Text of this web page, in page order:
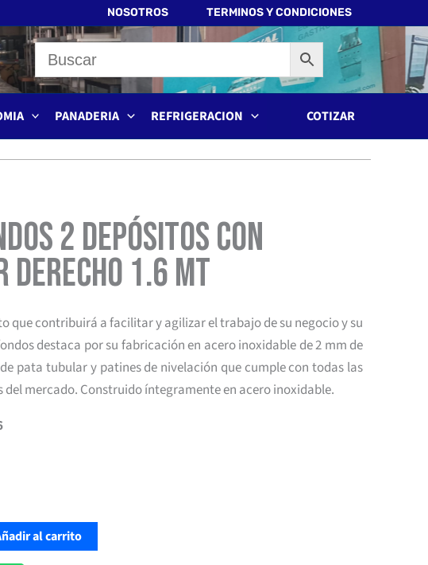
NOSOTROS TERMINOS Y CONDICIONES
PANADERIA REFRIGERACION COTIZAR
2 Depósitos con
Derecho 1.6 mt
que contribuirá a facilitar y agilizar el trabajo de su negocio y su
destaca por su fabricación en acero inoxidable de 2 mm de
pata tubular y patines de nivelación que cumple con todas las
mercado. Construido íntegramente en acero inoxidable.
al carrito